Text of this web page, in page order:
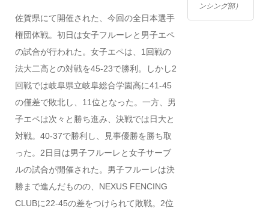
佐賀県にて開催された、今回の全日本選手
権団体戦。初日は女子フルーレと男子エペ
の試合が行われた。女子エペは、1回戦の
法大二高との対戦を45-23で勝利。しかし2
回戦では岐阜県立岐阜総合学園高に41-45
の僅差で敗北し、11位となった。一方、男
子エペは次々と勝ち進み、決戦では日大と
対戦。40-37で勝利し、見事優勝を勝ち取
った。2日目は男子フルーレと女子サーブ
ルの試合が開催された。男子フルーレは決
勝まで進んだものの、NEXUS FENCING
CLUBに22-45の差をつけられて敗戦。2位
ンシング部）